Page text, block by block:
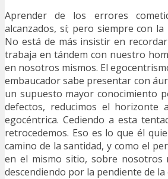
Aprender de los errores
alcanzados, sí; pero siempre con
No está de más insistir en
trabaja en tándem con nuestro
en nosotros mismos. El
embaucador sabe presentar con
un supuesto mayor conocimiento
defectos, reducimos el
egocéntrica. Cediendo a esta
retrocedemos. Eso es lo que él
camino de la santidad, y como el
en el mismo sitio, sobre nosotros
descendiendo por la pendiente de la